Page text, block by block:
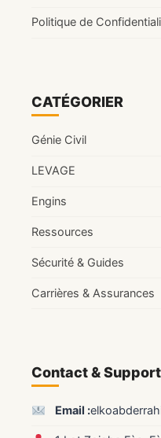
Contact & Support
Email :
CATÉGORIER
Génie Civil
LEVAGE
Engins
Ressources
Sécurité & Guides
Carrières & Assurances
Politique de